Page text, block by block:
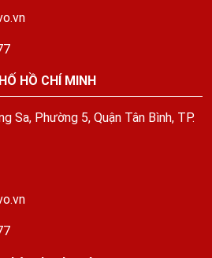
HỒ CHÍ MINH
Sa, Phường 5, Quận Tân Bình, TP.